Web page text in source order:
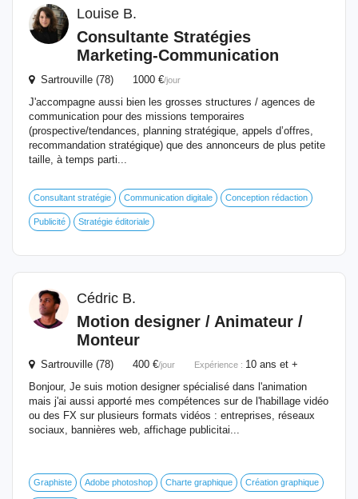
Louise B.
Consultante Stratégies
Marketing-Communication
Sartrouville (78) 1000 €/jour
J'accompagne aussi bien les grosses structures / agences de
communication pour des missions temporaires
(prospective/tendances, planning stratégique, appels d’offres,
recommandation stratégique) que des annonceurs de plus petite
taille, à temps parti...
Consultant stratégie Communication digitale Conception rédaction
Publicité Stratégie éditoriale
Cédric B.
Motion designer / Animateur /
Monteur
Sartrouville (78) 400 €/jour Expérience : 10 ans et +
Bonjour, Je suis motion designer spécialisé dans l'animation
mais j'ai aussi apporté mes compétences sur de l'habillage vidéo
ou des FX sur plusieurs formats vidéos : entreprises, réseaux
sociaux, bannières web, affichage publicitai...
Graphiste Adobe photoshop Charte graphique Création graphique